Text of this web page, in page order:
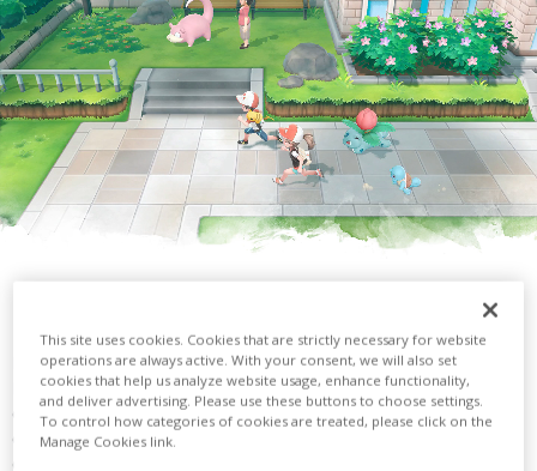
En vous aventurant dans la région, vous croiserez des
Pokémon sauvages dans les champs de hautes herbes. Pour
essayer d'en attraper un, il suffit de l'approcher. Une fois le
contact établi, vous pourrez lancer des Poké Balls pour tenter
This site uses cookies. Cookies that are strictly necessary for website
operations are always active. With your consent, we will also set
cookies that help us analyze website usage, enhance functionality,
and deliver advertising. Please use these buttons to choose settings.
To control how categories of cookies are treated, please click on the
Manage Cookies link.